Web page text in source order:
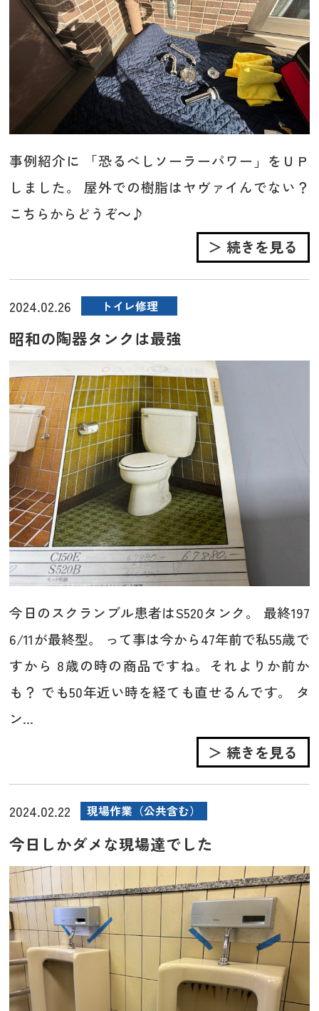
事例紹介に 「恐るべしソーラーパワー」をＵＰ
しました。 屋外での樹脂はヤヴァイんでない？
こちらからどうぞ～♪
＞ 続きを見る
2024.02.26 トイレ修理
昭和の陶器タンクは最強
今日のスクランブル患者はS520タンク。 最終197
6/11が最終型。 って事は今から47年前で私55歳で
すから 8歳の時の商品ですね。それよりか前か
も？ でも50年近い時を経ても直せるんです。 タ
ン...
＞ 続きを見る
2024.02.22 現場作業（公共含む）
今日しかダメな現場達でした